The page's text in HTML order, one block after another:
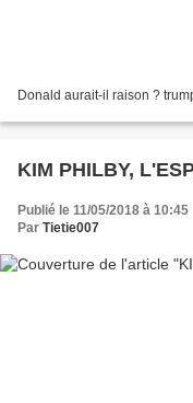
Donald aurait-il raison ?
KIM PHILBY,
Publié le 11/05/2018 à 10:45
Par Tietie007